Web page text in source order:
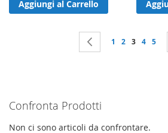
Aggiungi al Carrello
Pagina Pagina
Precedente
Pagina
1 Pagina
2 3 Pagina
4 5
Confronta Prodotti
Non ci sono articoli da confrontare.